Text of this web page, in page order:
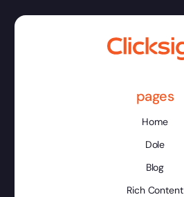
pages
Home
Dole
Blog
Rich Content